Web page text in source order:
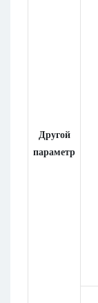
Другой
параметр